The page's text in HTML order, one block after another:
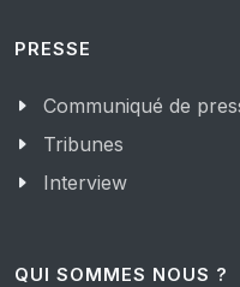
PRESSE
Communiqué de
Tribunes
Interview
QUI SOMMES NOUS ?